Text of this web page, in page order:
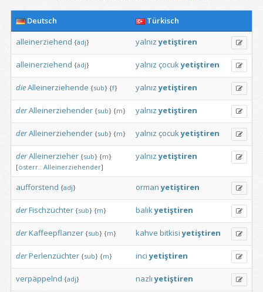
Deutsch
Türkisch
alleinerziehend {adj} yalnız yetiştiren
alleinerziehend {adj} yalnız çocukyetiştiren
dieAlleinerziehende {sub} {f} yalnız yetiştiren
derAlleinerziehender {sub} {m} yalnız yetiştiren
derAlleinerziehender {sub} {m} yalnız çocukyetiştiren
derAlleinerzieher {sub} {m}
[österr.: Alleinerziehender]
yalnız yetiştiren
aufforstend {adj} orman yetiştiren
derFischzüchter {sub} {m} balıkyetiştiren
derKaffeepflanzer {sub} {m} kahve bitkisi yetiştiren
derPerlenzüchter {sub} {m} inci yetiştiren
verpäppelnd {adj} nazlı yetiştiren